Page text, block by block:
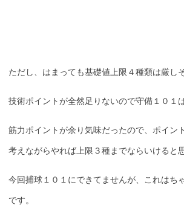
ただし、はまっても基礎値上限４種類は厳し
技術ポイントが全然足りないので守備１０１
筋力ポイントが余り気味だったので、ポイン
考えながらやれば上限３種までならいけると
今回捕球１０１にできてませんが、これはち
です。